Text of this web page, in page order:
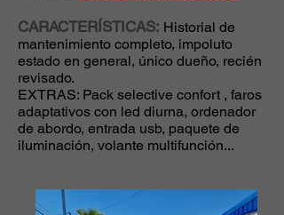
CARACTERÍSTICAS: Historial de
mantenimiento completo, impoluto
estado en general, único dueño, recién
revisado.
EXTRAS: Pack selective confort , faros
adaptativos con led diurna, ordenador
de abordo, entrada usb, paquete de
iluminación, volante multifunción...